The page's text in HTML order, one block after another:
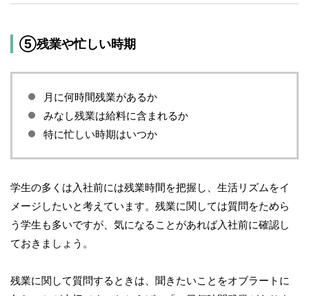
⑤残業や忙しい時期
月に何時間残業があるか
みなし残業は給料に含まれるか
特に忙しい時期はいつか
学生の多くは入社前には残業時間を把握し、生活リズムをイ
メージしたいと考えています。残業に関しては質問をためら
う学生も多いですが、気になることがあれば入社前に確認し
ておきましょう。
残業に関して質問するときは、聞きたいことをオブラートに